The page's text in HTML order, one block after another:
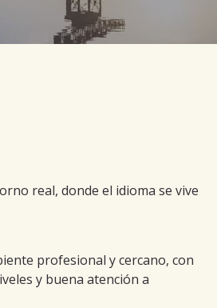
real, donde el idioma se vive
profesional y cercano, con
y buena atención a